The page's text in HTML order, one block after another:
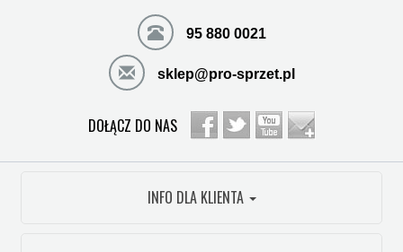
95 880 0021
sklep@pro-sprzet.pl
DOŁĄCZ DO NAS
INFO DLA KLIENTA